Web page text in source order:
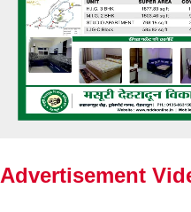
Advertisement